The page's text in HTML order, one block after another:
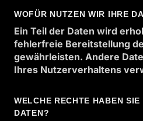
WOFÜR NUTZEN WIR IHRE
Ein Teil der Daten wird
fehlerfreie Bereitstellung
gewährleisten. Andere
Ihres Nutzerverhaltens
WELCHE RECHTE HABEN
DATEN?